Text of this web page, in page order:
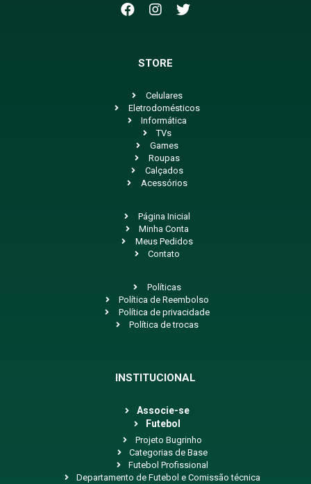
STORE
Celulares
Eletrodomésticos
Informática
TVs
Games
Roupas
Calçados
Acessórios
Página Inicial
Minha Conta
Meus Pedidos
Contato
Políticas
Política de Reembolso
Política de privacidade
Política de trocas
INSTITUCIONAL
Associe-se
Futebol
Projeto Bugrinho
Categorias de Base
Futebol Profissional
Departamento de Futebol e Comissão técnica